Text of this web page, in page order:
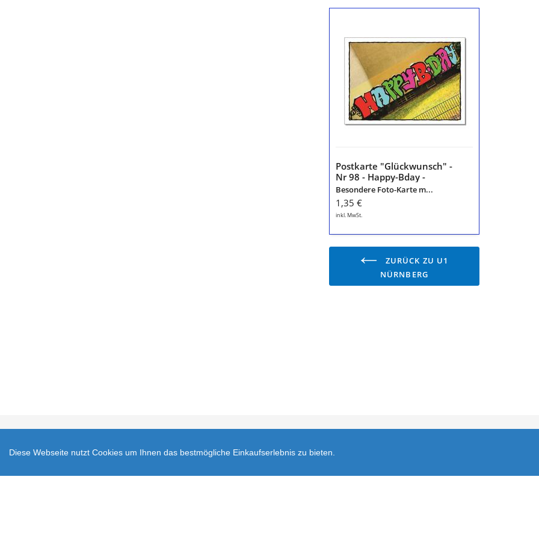
Happy-
Bday
ausgefallene
Serie
"Die
schöne
Sprache"
Postkarte "Glückwunsch" -
Nr 98 - Happy-Bday -
ausgefallene Karte aus der
Serie "Die schöne Sprache"
Besondere Foto-Karte m...
1,35 €
inkl. MwSt.
ZURÜCK ZU U1
NÜRNBERG
Diese Webseite nutzt Cookies um Ihnen das bestmögliche Einkaufserlebnis zu bieten.